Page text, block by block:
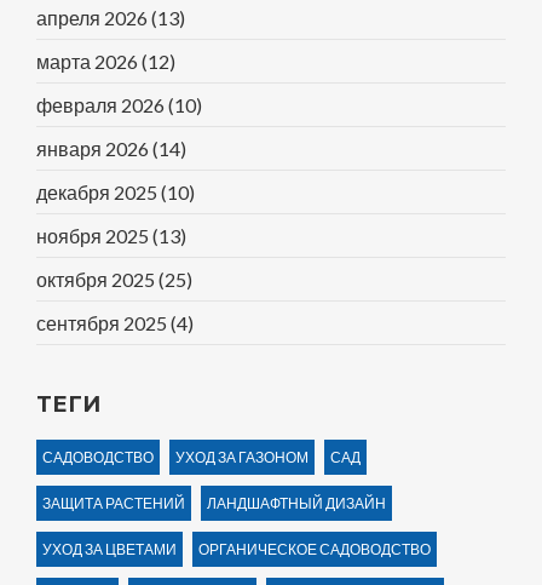
апреля 2026 (13)
марта 2026 (12)
февраля 2026 (10)
января 2026 (14)
декабря 2025 (10)
ноября 2025 (13)
октября 2025 (25)
сентября 2025 (4)
ТЕГИ
САДОВОДСТВО УХОД ЗА ГАЗОНОМ САД
ЗАЩИТА РАСТЕНИЙ ЛАНДШАФТНЫЙ ДИЗАЙН
УХОД ЗА ЦВЕТАМИ ОРГАНИЧЕСКОЕ САДОВОДСТВО